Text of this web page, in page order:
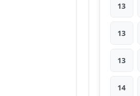
13
13
13
14